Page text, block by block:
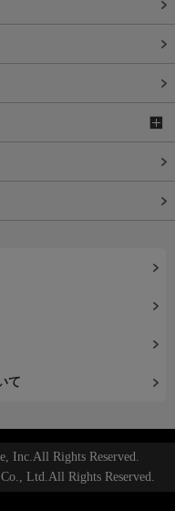
て
Inc.All Rights Reserved.
Ltd.All Rights Reserved.